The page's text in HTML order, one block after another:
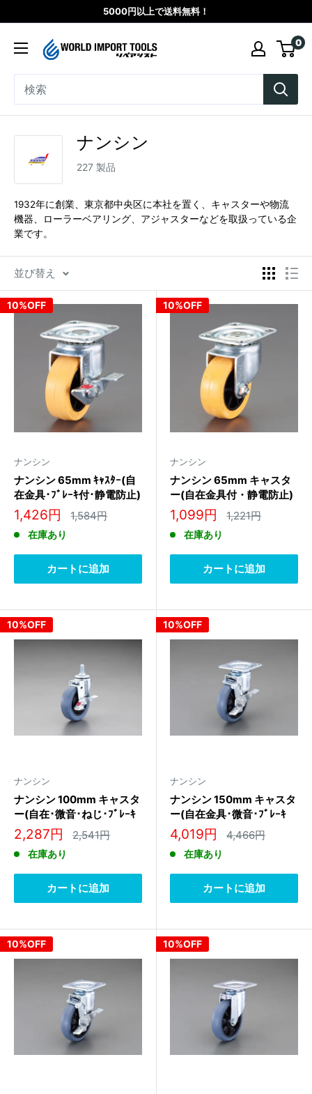
5000円以上で送料無料！
WORLD
IMPORT
ペ
ア
シ
ス
0
ナンシン
227 製品
1932年に創業、東京都中央区に本社を置く、キャスターや物流
機器、ローラーベアリング、アジャスターなどを取扱っている企
業です。
並び替え
10%OFF
ナンシン
ナンシン 65mm ｷｬｽﾀｰ(自
在金具･ﾌﾞﾚｰｷ付･静電防止)
STC-65EME S-1
販
売
価
格
1,426円 通
常
1,584円
在庫あり
カートに追加
10%OFF
ナンシン
ナンシン 65mm キャスタ
ー(自在金具付・静電防止)
STC-65EME
販
売
価
格
1,099円 通
常
1,221円
在庫あり
カートに追加
10%OFF
ナンシン
ナンシン 100mm キャスタ
ー(自在･微音･ねじ･ﾌﾞﾚｰｷ
付) SES-100NRC S-2
販
売
価
格
2,287円 通
常
2,541円
在庫あり
カートに追加
10%OFF
ナンシン
ナンシン 150mm キャスタ
ー(自在金具･微音･ﾌﾞﾚｰｷ
付) STLS-150NRB S-2
販
売
価
格
4,019円 通
常
4,466円
在庫あり
カートに追加
10%OFF 10%OFF